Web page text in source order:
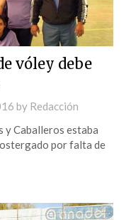
vóley debe
by Redacción
y Caballeros estaba
por falta de